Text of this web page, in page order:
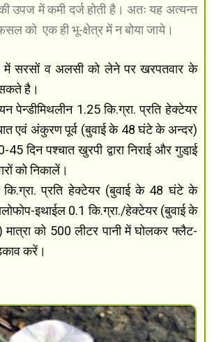
में कमी दर्ज होती है। अतः यह अत्यन्त
को एक ही भू-क्षेत्र में न बोया जाये।
सरसों व अलसी को लेने पर खरपतवार के
है।
पेन्डीमिथलीन 1.25 कि.ग्रा. प्रति हेक्टेयर
एवं अंकुरण पूर्व (बुवाई के 48 घंटे के अन्दर)
दिन पश्चात खुरपी द्वारा निराई और गुडा़ई
को निकालें।
कि.ग्रा. प्रति हेक्टेयर (बुवाई के 48 घंटे के
इथाईल 0.1 कि.ग्रा./हेक्टेयर (बुवाई के
मात्रा को 500 लीटर पानी में घोलकर फ्लैट-
करें।